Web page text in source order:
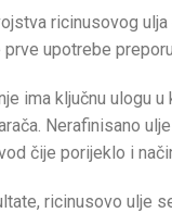
ricinusovog
prve upotrebe
ima ključnu ulogu
Nerafinisano
čije porijeklo i
ricinusovo ulje